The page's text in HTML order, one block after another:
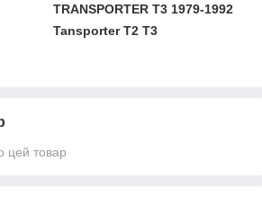
TRANSPORTER T3 1979-1992
Tansporter T2 T3
цей товар